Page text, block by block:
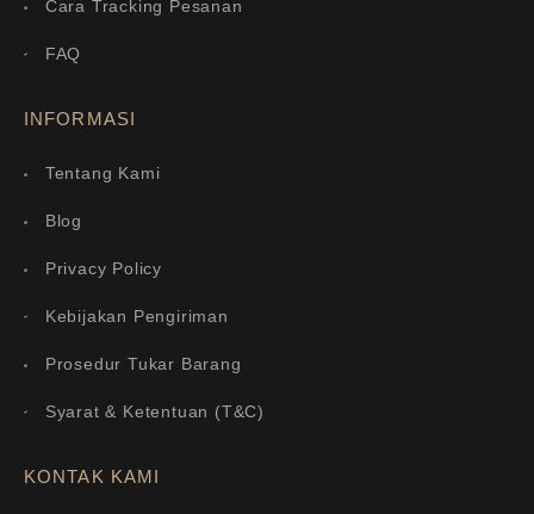
Cara Tracking Pesanan
FAQ
INFORMASI
Tentang Kami
Blog
Privacy Policy
Kebijakan Pengiriman
Prosedur Tukar Barang
Syarat & Ketentuan (T&C)
KONTAK KAMI